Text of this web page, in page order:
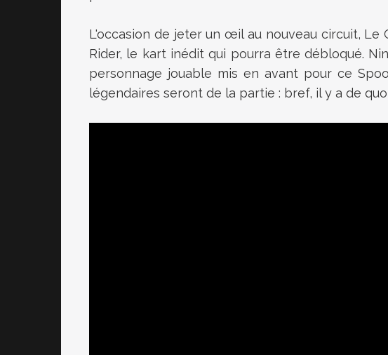
L'occasion de jeter un œil au nouveau circuit, Le
Rider, le kart inédit qui pourra être débloqué.
personnage jouable mis en avant pour ce
légendaires seront de la partie : bref, il y a de